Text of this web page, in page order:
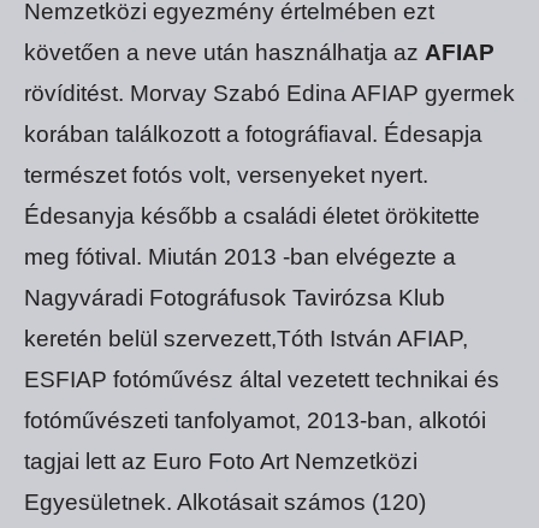
Nemzetközi egyezmény értelmében ezt
követően a neve után használhatja az AFIAP
rövíditést. Morvay Szabó Edina AFIAP gyermek
korában találkozott a fotográfiaval. Édesapja
természet fotós volt, versenyeket nyert.
Édesanyja később a családi életet örökitette
meg fótival. Miután 2013 -ban elvégezte a
Nagyváradi Fotográfusok Tavirózsa Klub
keretén belül szervezett,Tóth István AFIAP,
ESFIAP fotóművész által vezetett technikai és
fotóművészeti tanfolyamot, 2013-ban, alkotói
tagjai lett az Euro Foto Art Nemzetközi
Egyesületnek. Alkotásait számos (120)